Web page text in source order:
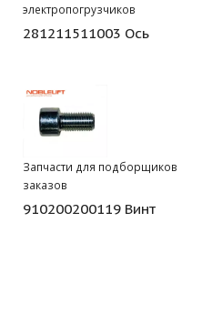
электропогрузчиков
281211511003 Ось
Запчасти для подборщиков
заказов
910200200119 Винт